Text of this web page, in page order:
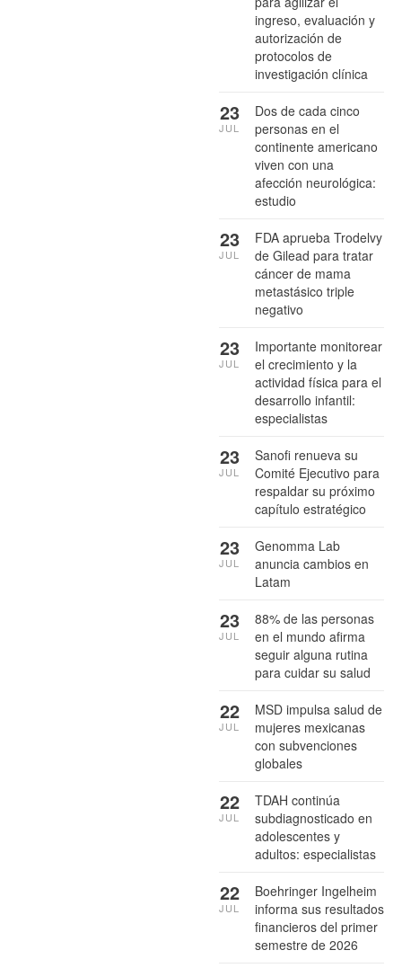
ingreso, evaluación y
autorización de
protocolos de
investigación clínica
Dos de cada cinco
personas en el
continente americano
viven con una
afección neurológica:
estudio
23
JUL
FDA aprueba Trodelvy
de Gilead para tratar
cáncer de mama
metastásico triple
negativo
23
JUL
Importante monitorear
el crecimiento y la
actividad física para el
desarrollo infantil:
especialistas
23
JUL
Sanofi renueva su
Comité Ejecutivo para
respaldar su próximo
capítulo estratégico
23
JUL
Genomma Lab
anuncia cambios en
Latam
23
JUL
88% de las personas
en el mundo afirma
seguir alguna rutina
para cuidar su salud
23
JUL
MSD impulsa salud de
mujeres mexicanas
con subvenciones
globales
22
JUL
TDAH continúa
subdiagnosticado en
adolescentes y
adultos: especialistas
22
JUL
Boehringer Ingelheim
informa sus resultados
financieros del primer
semestre de 2026
22
JUL